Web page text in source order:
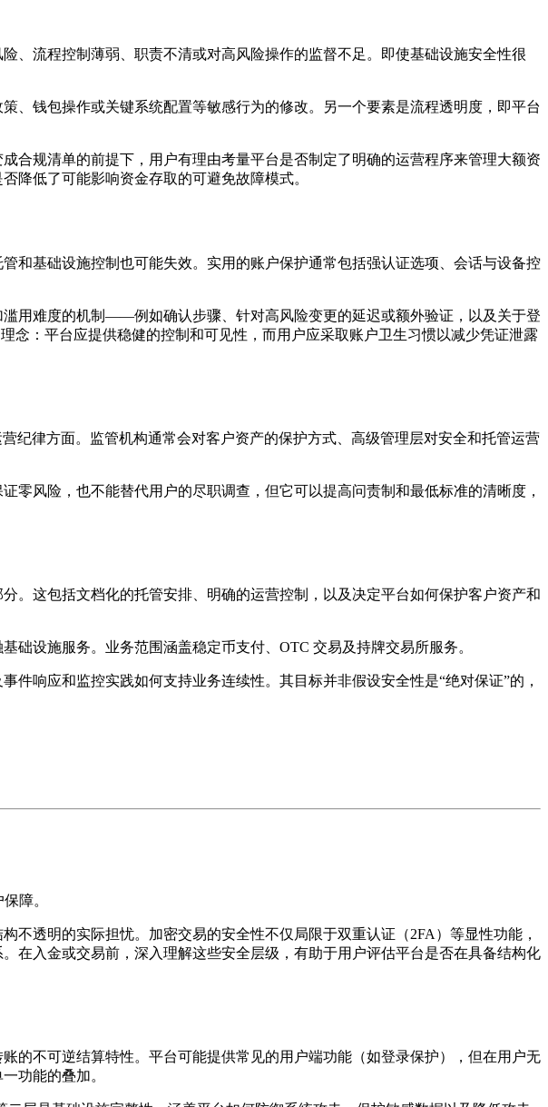
流程控制薄弱、职责不清或对高风险操作的监督不足。即使基础设施安全性很
、钱包操作或关键系统配置等敏感行为的修改。另一个要素是流程透明度 ，即平台
合规清单的前提下，用户有理由考量平台是否制定了明确的运营程序来管理大额资
降低了可能影响资金存取的可避免故障模式。
和基础设施控制也可能失效。实用的账户保护通常包括强认证选项、会话与设备控
用难度的机制——例如确认步骤、针对高风险变更的延迟或额外验证，以及关于登
念：平台应提供稳健的控制和可见性，而用户应采取账户卫生习惯以减少凭证泄露
纪律方面。监管机构通常会对客户资产的保护方式、高级管理层对安全和托管运营
风险，也不能替代用户的尽职调查，但它可以提高问责制和最低标准的清晰度，
。这包括文档化的托管安排、明确的运营控制，以及决定平台如何保护客户资产和
础设施服务。业务范围涵盖稳定币支付、OTC 交易及持牌交易所服务。
响应和监控实践如何支持业务连续性。其目标并非假设安全性是“绝对保证”的，
障。
透明的实际担忧。加密交易的安全性不仅局限于双重认证（2FA）等显性功能，
在入金或交易前，深入理解这些安全层级，有助于用户评估平台是否在具备结构化
的不可逆结算特性。平台可能提供常见的用户端功能（如登录保护），但在用户无
功能的叠加。